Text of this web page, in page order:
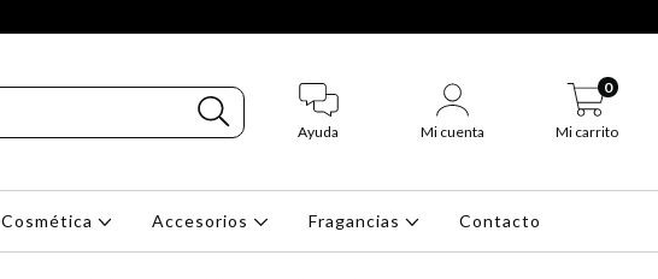
Ayuda Mi cuenta Mi carrito
0
Cosmética Accesorios Fragancias Contacto